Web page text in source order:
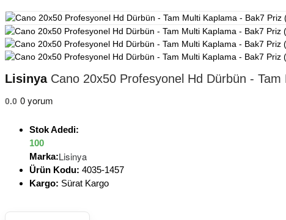
LisinyaCano 20x50 Profesyonel Hd Dürbün -
0.0 0 yorum
Stok Adedi:
100
Marka:Lisinya
Ürün Kodu: 4035-1457
Kargo: Sürat Kargo